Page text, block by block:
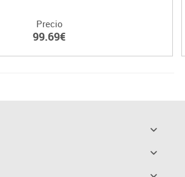
Precio
99.69€